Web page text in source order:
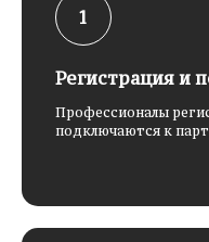
Регистрация и
Профессионалы
подключаются к